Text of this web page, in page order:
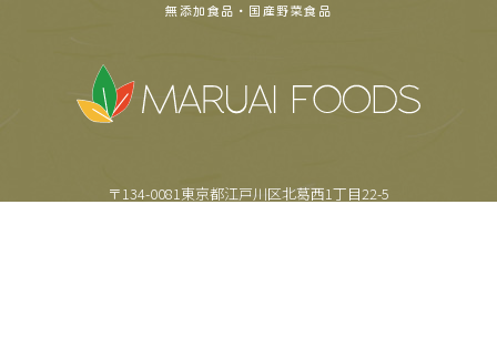
無添加食品・国産野菜食品
〒134-0081東京都江戸川区北葛西1丁目22-5